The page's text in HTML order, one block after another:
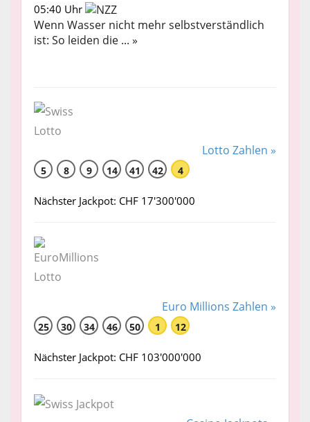
05:40 Uhr
Wenn Wasser nicht mehr selbstverständlich
ist: So leiden die ... »
Lotto Zahlen »
5 8 9 14 41 42 4
Nächster Jackpot: CHF 17'300'000
Euro Millions Zahlen »
25 30 34 46 50 1 12
Nächster Jackpot: CHF 103'000'000